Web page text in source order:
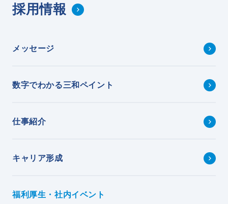
採用情報
メッセージ
数字でわかる三和ペイント
仕事紹介
キャリア形成
福利厚生・社内イベント